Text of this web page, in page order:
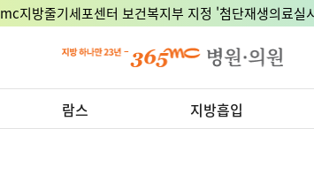
지방줄기세포센터 보건복지부 지정 '첨단재생의료실
람스 지방흡입